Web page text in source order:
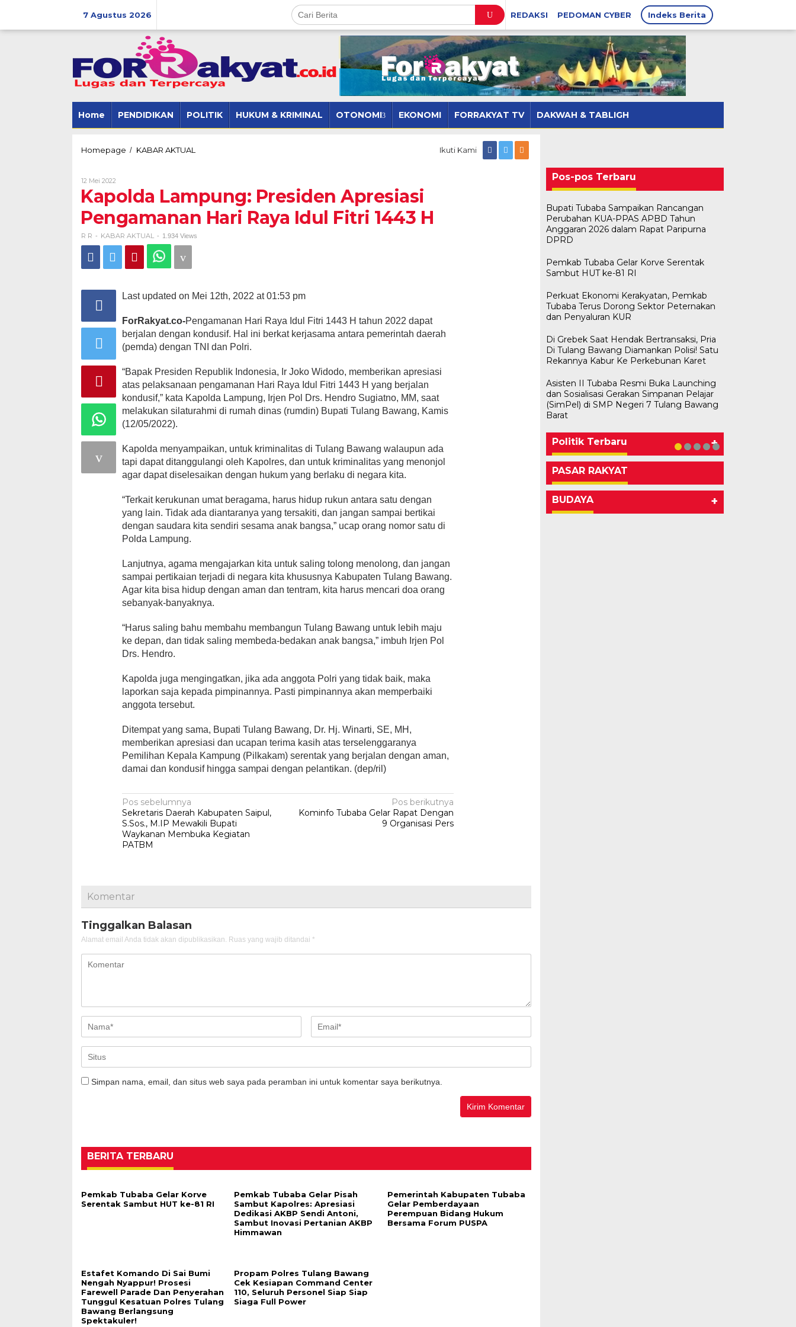
7 Agustus 2026 REDAKSI PEDOMAN CYBER Indeks Berita
Home PENDIDIKAN POLITIK HUKUM & KRIMINAL OTONOMI EKONOMI FORRAKYAT TV DAKWAH & TABLIGH
Homepage / KABAR AKTUAL
Pengamanan
Hari
Raya
Idul
Fitri
Ikuti Kami
12 Mei 2022
R
Kapolda Lampung: Presiden Apresiasi
Pengamanan Hari Raya Idul Fitri 1443 H
R R - KABAR AKTUAL - 1.934 Views
Last updated on Mei 12th, 2022 at 01:53 pm
ForRakyat.co-Pengamanan Hari Raya Idul Fitri 1443 H tahun 2022 dapat
berjalan dengan kondusif. Hal ini berkat kerjasama antara pemerintah daerah
(pemda) dengan TNI dan Polri.
“Bapak Presiden Republik Indonesia, Ir Joko Widodo, memberikan apresiasi
atas pelaksanaan pengamanan Hari Raya Idul Fitri 1443 H yang berjalan
kondusif,” kata Kapolda Lampung, Irjen Pol Drs. Hendro Sugiatno, MM, saat
melakukan silaturahmi di rumah dinas (rumdin) Bupati Tulang Bawang, Kamis
(12/05/2022).
Kapolda menyampaikan, untuk kriminalitas di Tulang Bawang walaupun ada
tapi dapat ditanggulangi oleh Kapolres, dan untuk kriminalitas yang menonjol
agar dapat diselesaikan dengan hukum yang berlaku di negara kita.
“Terkait kerukunan umat beragama, harus hidup rukun antara satu dengan
yang lain. Tidak ada diantaranya yang tersakiti, dan jangan sampai bertikai
dengan saudara kita sendiri sesama anak bangsa,” ucap orang nomor satu di
Polda Lampung.
Lanjutnya, agama mengajarkan kita untuk saling tolong menolong, dan jangan
sampai pertikaian terjadi di negara kita khususnya Kabupaten Tulang Bawang.
Agar kita bisa hidup dengan aman dan tentram, kita harus mencari doa orang
sebanyak-banyaknya.
“Harus saling bahu membahu membangun Tulang Bawang untuk lebih maju
ke depan, dan tidak saling membeda-bedakan anak bangsa,” imbuh Irjen Pol
Drs. Hendro.
Kapolda juga mengingatkan, jika ada anggota Polri yang tidak baik, maka
laporkan saja kepada pimpinannya. Pasti pimpinannya akan memperbaiki
anggota tersebut.
Ditempat yang sama, Bupati Tulang Bawang, Dr. Hj. Winarti, SE, MH,
memberikan apresiasi dan ucapan terima kasih atas terselenggaranya
Pemilihan Kepala Kampung (Pilkakam) serentak yang berjalan dengan aman,
damai dan kondusif hingga sampai dengan pelantikan. (dep/ril)
Navigasi
pos
Pos sebelumnya
Sekretaris Daerah Kabupaten Saipul,
S.Sos., M.IP Mewakili Bupati
Waykanan Membuka Kegiatan
PATBM
Pos berikutnya
Kominfo Tubaba Gelar Rapat Dengan
9 Organisasi Pers
Komentar
Tinggalkan Balasan
Alamat email Anda tidak akan dipublikasikan. Ruas yang wajib ditandai *
Simpan nama, email, dan situs web saya pada peramban ini untuk komentar saya berikutnya.
BERITA TERBARU
Pemkab Tubaba Gelar Korve
Serentak Sambut HUT ke-81 RI
Pemkab Tubaba Gelar Pisah
Sambut Kapolres: Apresiasi
Dedikasi AKBP Sendi Antoni,
Sambut Inovasi Pertanian AKBP
Himmawan
Pemerintah Kabupaten Tubaba
Gelar Pemberdayaan
Perempuan Bidang Hukum
Bersama Forum PUSPA
Estafet Komando Di Sai Bumi
Nengah Nyappur! Prosesi
Farewell Parade Dan Penyerahan
Tunggul Kesatuan Polres Tulang
Bawang Berlangsung
Spektakuler!
Propam Polres Tulang Bawang
Cek Kesiapan Command Center
110, Seluruh Personel Siap Siap
Siaga Full Power
Pos-pos Terbaru
Bupati Tubaba Sampaikan Rancangan
Perubahan KUA-PPAS APBD Tahun
Anggaran 2026 dalam Rapat Paripurna
DPRD
Pemkab Tubaba Gelar Korve Serentak
Sambut HUT ke-81 RI
Perkuat Ekonomi Kerakyatan, Pemkab
Tubaba Terus Dorong Sektor Peternakan
dan Penyaluran KUR
Di Grebek Saat Hendak Bertransaksi, Pria
Di Tulang Bawang Diamankan Polisi! Satu
Rekannya Kabur Ke Perkebunan Karet
Asisten II Tubaba Resmi Buka Launching
dan Sosialisasi Gerakan Simpanan Pelajar
(SimPel) di SMP Negeri 7 Tulang Bawang
Barat
Politik Terbaru +
Bawaslu Tegaskan Sikap Siap
Bersinergi Dengan PWI Tulang
Di KABAR AKTUAL, POLITIK
Usai Musda, DPD Golkar Tulang
Di POLITIK | 11 Mei 2026
M. Aris Pratama Hanan Resmi
‘Nakhodai’ DPD II Partai Golkar
Di POLITIK | 1 Mei 2026
Herman HN Lantik Budi Yohanda
sebagai Ketua DPD Partai
Di POLITIK | 29 Januari 2026
Bupati Tubaba Hadiri Pelantikan
Pengurus DPD dan DPC Partai
Di POLITIK | 28 Januari 2026
PASAR RAKYAT
BUDAYA +